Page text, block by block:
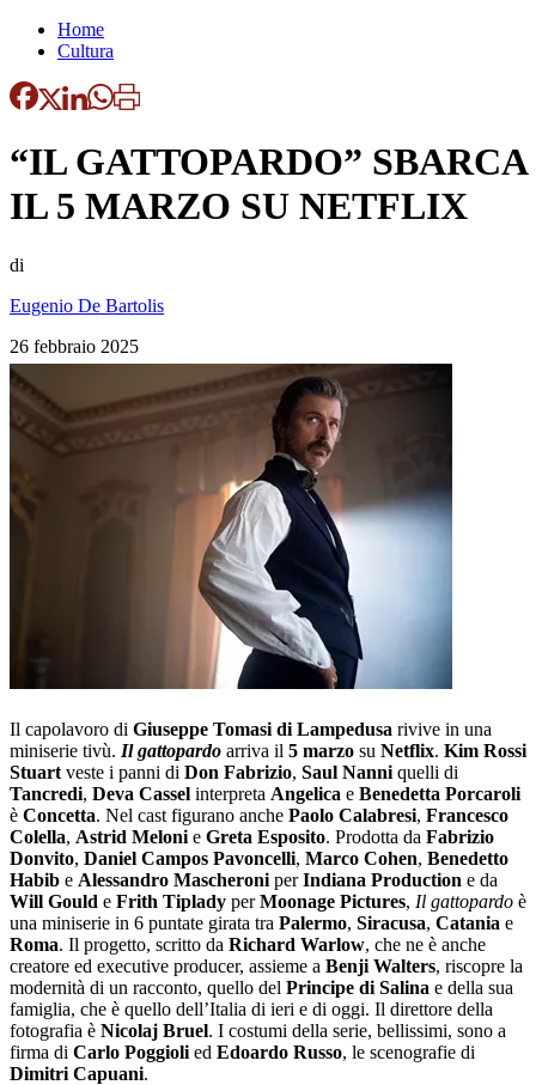
Home
Cultura
“IL GATTOPARDO” SBARCA
IL 5 MARZO SU NETFLIX
di
Eugenio De Bartolis
26 febbraio 2025
Il capolavoro di Giuseppe Tomasi di Lampedusa rivive in una
miniserie tivù. Il gattopardo arriva il 5 marzo su Netflix. Kim Rossi
Stuart veste i panni di Don Fabrizio, Saul Nanni quelli di
Tancredi, Deva Cassel interpreta Angelica e Benedetta Porcaroli
è Concetta. Nel cast figurano anche Paolo Calabresi, Francesco
Colella, Astrid Meloni e Greta Esposito. Prodotta da Fabrizio
Donvito, Daniel Campos Pavoncelli, Marco Cohen, Benedetto
Habib e Alessandro Mascheroni perIndiana Production e da
Will Gould e Frith Tiplady perMoonage Pictures, Il gattopardo è
una miniserie in 6 puntate girata tra Palermo, Siracusa, Catania e
Roma. Il progetto, scritto da Richard Warlow, che ne è anche
creatore ed executive producer, assieme a Benji Walters, riscopre la
modernità di un racconto, quello del Principe di Salina e della sua
famiglia, che è quello dell’Italia di ieri e di oggi. Il direttore della
fotografia è Nicolaj Bruel. I costumi della serie, bellissimi, sono a
firma di Carlo Poggioli ed Edoardo Russo, le scenografie di
Dimitri Capuani.